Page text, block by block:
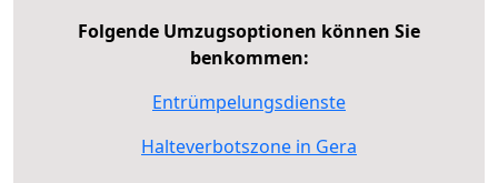
Folgende Umzugsoptionen können Sie
benkommen:
Entrümpelungsdienste
Halteverbotszone in Gera